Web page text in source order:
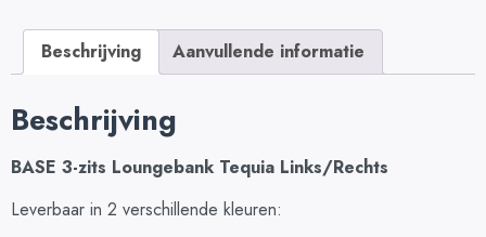
Beschrijving Aanvullende informatie
Beschrijving
BASE 3-zits Loungebank Tequia Links/Rechts
Leverbaar in 2 verschillende kleuren: